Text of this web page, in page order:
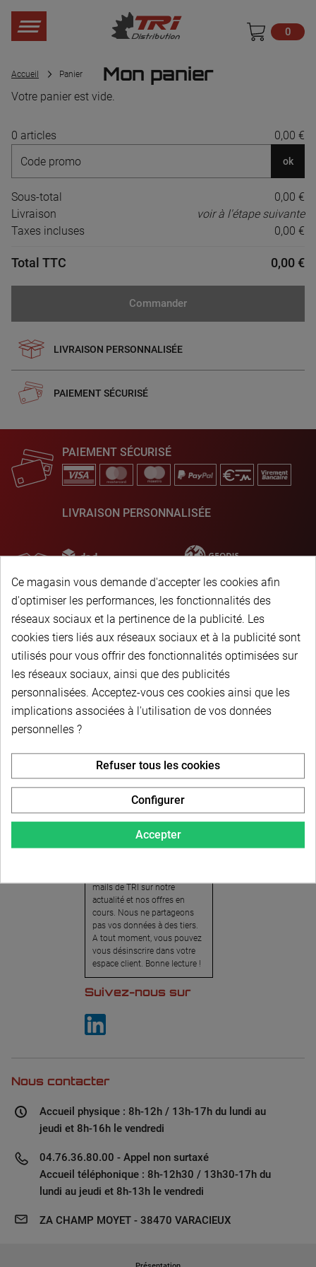
0
Accueil Panier Mon panier
Votre panier est vide.
0 articles 0,00 €
ok
Sous-total
0,00 €
Livraison
voir à l'étape suivante
Taxes incluses
0,00 €
Total TTC 0,00 €
Commander
LIVRAISON PERSONNALISÉE
PAIEMENT SÉCURISÉ
PAIEMENT SÉCURISÉ
LIVRAISON PERSONNALISÉE
Newsletter
Pour recevoir notre
newsletter, nous vous
invitons à créer votre espace
client (cliquez sur « Compte »
en haut à droite de la page) et
cliquer sur « oui » pour vous
mails de TRI sur notre
actualité et nos offres en
cours. Nous ne partageons
pas vos données à des tiers.
A tout moment, vous pouvez
vous désinscrire dans votre
espace client. Bonne lecture !
Suivez-nous sur
Nous contacter
Accueil physique : 8h-12h / 13h-17h du lundi au
jeudi et 8h-16h le vendredi
04.76.36.80.00 - Appel non surtaxé
Accueil téléphonique : 8h-12h30 / 13h30-17h du
lundi au jeudi et 8h-13h le vendredi
ZA CHAMP MOYET - 38470 VARACIEUX
Ce magasin vous demande d'accepter les cookies afin
d'optimiser les performances, les fonctionnalités des
réseaux sociaux et la pertinence de la publicité. Les
cookies tiers liés aux réseaux sociaux et à la publicité sont
utilisés pour vous offrir des fonctionnalités optimisées sur
les réseaux sociaux, ainsi que des publicités
personnalisées. Acceptez-vous ces cookies ainsi que les
implications associées à l'utilisation de vos données
personnelles ?
Accepter
Refuser tous les cookies
Configurer